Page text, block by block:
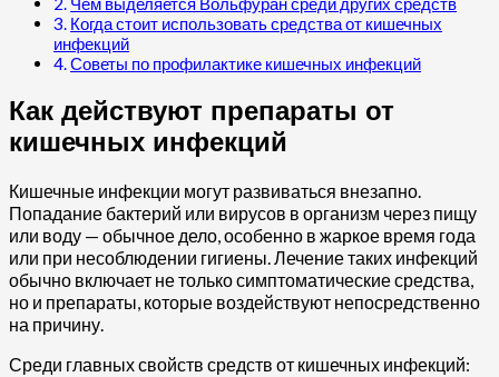
Когда стоит использовать средства от кишечных
инфекций
Советы по профилактике кишечных инфекций
Как действуют препараты от
кишечных инфекций
Кишечные инфекции могут развиваться внезапно.
Попадание бактерий или вирусов в организм через пищу
или воду — обычное дело, особенно в жаркое время года
или при несоблюдении гигиены. Лечение таких инфекций
обычно включает не только симптоматические средства,
но и препараты, которые воздействуют непосредственно
на причину.
Среди главных свойств средств от кишечных инфекций: